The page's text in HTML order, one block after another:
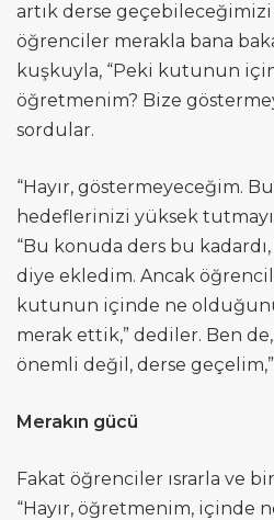
artık derse
öğrenciler merakla bana
kuşkuyla, “Peki kutunun
öğretmenim? Bize
sordular.
“Hayır, göstermeyeceğim.
hedeflerinizi yüksek
“Bu konuda ders bu
diye ekledim. Ancak
kutunun içinde ne
merak ettik,” dediler. Ben
önemli değil, derse
Merakın gücü
Fakat öğrenciler ısrarla ve
“Hayır, öğretmenim, içinde